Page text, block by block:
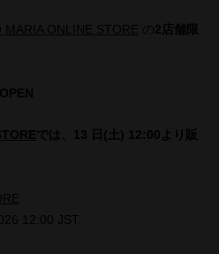
MARIA ONLINE STORE
2店舗限
では、13 日(土) 12:00より販
12:00 JST.